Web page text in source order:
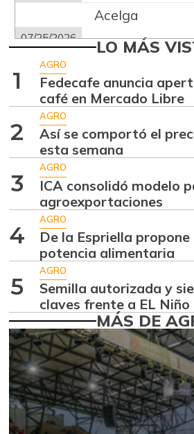
Acelga
07/25/2026
Aguacate común
07/25/2026
Aguacate hass
07/25/2026
Aguacate
07/25/2026
Ahuyama
07/25/2026
Ahuyamín
07/25/2026
Ajo
07/25/2026
Ají dulce
01/17/2015
Ají topito dulce
07/25/2026
LO MÁS
1
AGRO
Fedecafe anuncia
café en Mercado Libre
2
AGRO
Así se comportó el
esta semana
3
AGRO
ICA consolidó modelo
agroexportaciones
4
AGRO
De la Espriella propone
potencia alimentaria
5
AGRO
Semilla autorizada y
claves frente a EL Niño
MÁS DE